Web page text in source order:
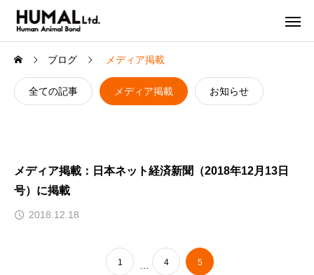
ブログ メディア掲載
全ての記事 メディア掲載 お知らせ
メディア掲載：日本ネット経済新聞（2018年12月13日
号）に掲載
2018.12.18
1 4 5